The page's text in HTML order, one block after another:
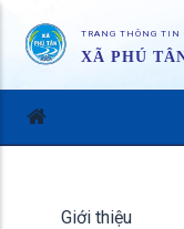
TRANG THÔNG
XÃ PHÚ
Giới thiệu